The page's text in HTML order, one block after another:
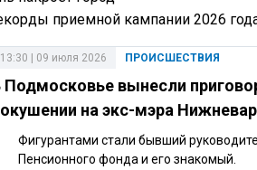
приемной кампании 2026
ПРОИСШЕСТВИЯ
13:30 | 09 июля 2026
Подмосковье вынесли
на экс-мэра
Фигурантами стали бывший
Пенсионного фонда и его знакомый.